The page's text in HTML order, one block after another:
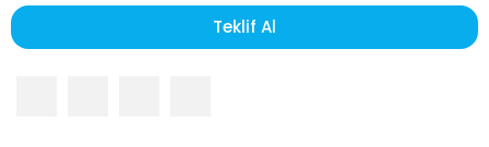
Teklif Al